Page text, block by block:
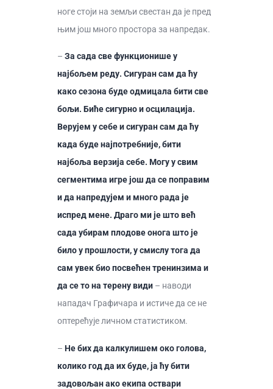
ноге стоји на земљи свестан да је пред
њим још много простора за напредак.
– За сада све функционише у
најбољем реду. Сигуран сам да ћу
како сезона буде одмицала бити све
бољи. Биће сигурно и осцилација.
Верујем у себе и сигуран сам да ћу
када буде најпотребније, бити
најбоља верзија себе. Могу у свим
сегментима игре још да се поправим
и да напредујем и много рада је
испред мене. Драго ми је што већ
сада убирам плодове онога што је
било у прошлости, у смислу тога да
сам увек био посвећен тренинзима и
да се то на терену види – наводи
нападач Графичара и истиче да се не
оптерећује личном статистиком.
– Не бих да калкулишем око голова,
колико год да их буде, ја ћу бити
задовољан ако екипа оствари